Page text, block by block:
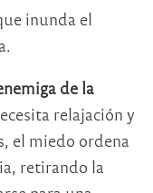
inunda el
de la
relajación y
el miedo ordena
retirando la